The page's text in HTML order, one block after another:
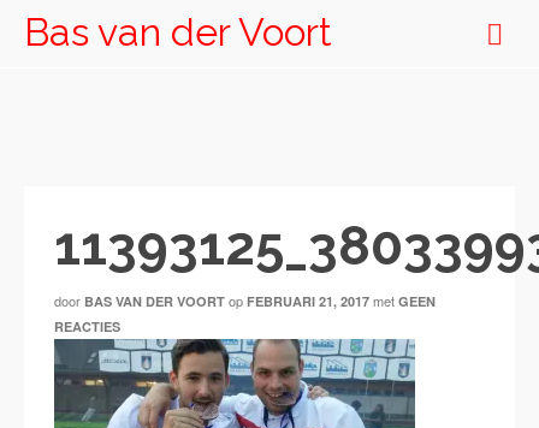
Bas van der Voort
door BAS VAN DER VOORT op FEBRUARI 21, 2017 met GEEN
REACTIES